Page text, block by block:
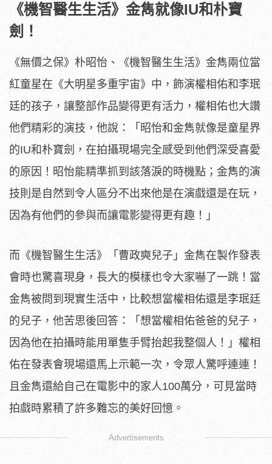
《機智醫生生活》金雋就像IU和朴寶
劍！
《無價之保》朴昭怡、《機智醫生生活》金雋兩位當
紅童星在《大明星多重宇宙》中，飾演權相佑和李珉
廷的孩子， 讓整部作品變得更有活力，權相佑也大讚
他們精彩的演技，他說：「 昭怡和金雋就像是童星界
的IU和朴寶劍， 在拍攝現場完全感受到他們深受喜愛
的原因！ 昭怡能精準抓到該落淚的時機點； 金雋的演
技則是自然到令人區分不出來他是在演戲還是在玩，
因為有他們的參與而讓電影變得更有趣！」
而《機智醫生生活》「曹政奭兒子」 金雋在製作發表
會時也驚喜現身，長大的模樣也令大家嚇了一跳！ 當
金雋被問到現實生活中，比較想當權相佑還是李珉廷
的兒子， 他苦思後回答：「想當權相佑爸爸的兒子，
因為他在拍攝時能用單隻手臂抬起我整個人！」 權相
佑在發表會現場還馬上示範一次，令眾人驚呼連連！
且金雋還給自己在電影中的家人100萬分， 可見當時
拍戲時累積了許多難忘的美好回憶。
Advertisements